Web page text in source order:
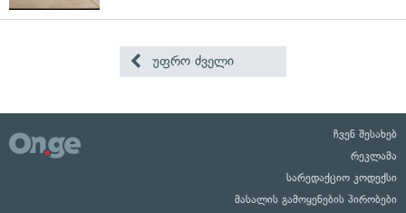
უფრო ძველი
ჩვენ შესახებ
რეკლამა
სარედაქციო კოდექსი
მასალის გამოყენების პირობები